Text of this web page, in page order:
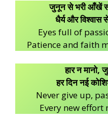
जुनून से भरी आँखें
धैर्य और विश्वास
Eyes full of
Patience and faith
हार न
हर दिन नई
Never give up,
Every new